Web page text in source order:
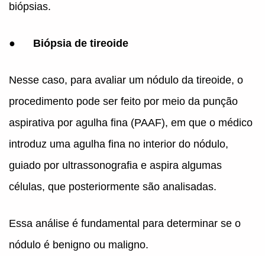
biópsias.
● Biópsia de tireoide
Nesse caso, para avaliar um nódulo da tireoide, o
procedimento pode ser feito por meio da punção
aspirativa por agulha fina (PAAF), em que o médico
introduz uma agulha fina no interior do nódulo,
guiado por ultrassonografia e aspira algumas
células, que posteriormente são analisadas.
Essa análise é fundamental para determinar se o
nódulo é benigno ou maligno.